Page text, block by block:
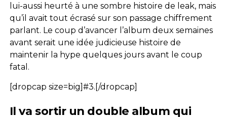
lui-aussi heurté à une sombre histoire de leak, mais
qu’il avait tout écrasé sur son passage chiffrement
parlant. Le coup d’avancer l’album deux semaines
avant serait une idée judicieuse histoire de
maintenir la hype quelques jours avant le coup
fatal.
[dropcap size=big]#3.[/dropcap]
Il va sortir un double album qui